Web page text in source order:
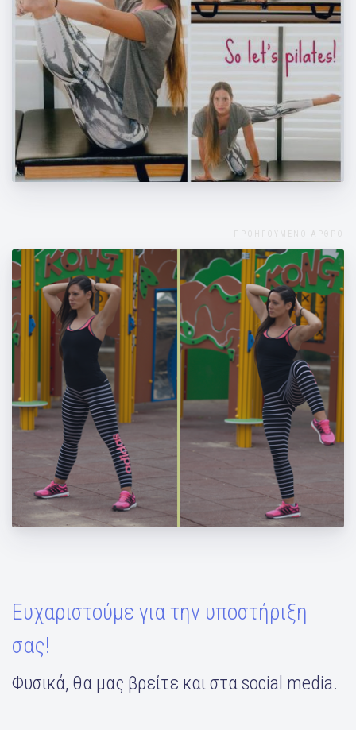
Ασκήσεις για να επανέλθεις μετά τις
γιορτές!
ΠΡΟΗΓΟΥΜΕΝΟ ΑΡΘΡΟ
Ασκήσεις για αρχάριες μαμάδες
Ευχαριστούμε για την υποστήριξη
σας!
Φυσικά, θα μας βρείτε και στα social media.